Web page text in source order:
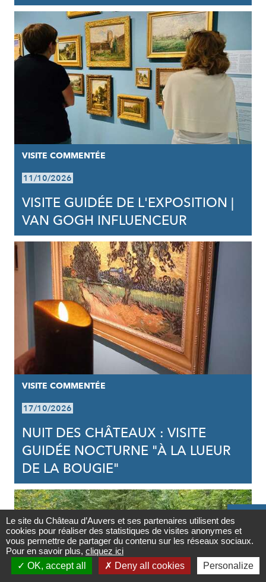
Contact

Newsletter
VISITE COMMENTÉE
11/10/2026
VISITE GUIDÉE DE L'EXPOSITION |
VAN GOGH INFLUENCEUR
VISITE COMMENTÉE
17/10/2026
NUIT DES CHÂTEAUX : VISITE
GUIDÉE NOCTURNE "À LA LUEUR
DE LA BOUGIE"
Le site du Château d’Auvers et ses partenaires utilisent des
cookies pour réaliser des statistiques de visites anonymes et
vous permettre de partager du contenu sur les réseaux sociaux.
Pour en savoir plus, cliquez ici
OK, accept all
Deny all cookies Personalize